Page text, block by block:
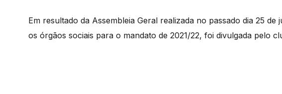
Em resultado da Assembleia Geral realizada no passado dia 25
os órgãos sociais para o mandato de 2021/22, foi divulgada pelo